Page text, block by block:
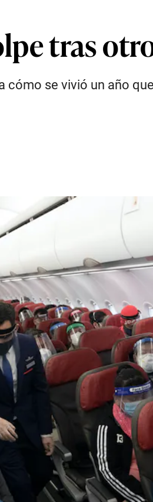
tras
cómo se vivió un año